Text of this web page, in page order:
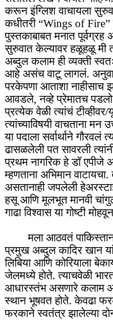
करून इंग्लिश वाचायला
कधीतरी “Wings of Fire”
पुस्तकाबाबत मनात पूर्वग्रह
सुरुवात केल्यावर हळूहळू मी
अब्दुल कलाम ही व्यक्ती
आहे असंच वाटू लागलं.
परकेपणा आताशा नाहीसाच
आवडले, नव्हे प्रेमातच पडलो
प्रत्येक वेळी त्यांचं
त्यांच्याविषयी वाचताना मन
या पदाला सर्वार्थाने गौरवलं
ढासळलेली पत सावरली
प्रथम नागरिक हे डॉ
म्हणताना अभिमान वाटायचा.
असतानाही जपलेली
हसू आणि मूलभूत मानवी
गाढा विश्वास या गोष्टी
मला आठवतं
प्रमुख अब्दुल कादिर खान
लिबिया आणि कोरियाला
जेलमध्ये होते. त्याचवेळी
आधारस्तंभ असणारे कलाम
स्थान भूषवत होते. केवढा
फरकाने स्वतंत्र झालेल्या